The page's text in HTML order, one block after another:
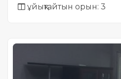
ұйықтайтын орын: 3